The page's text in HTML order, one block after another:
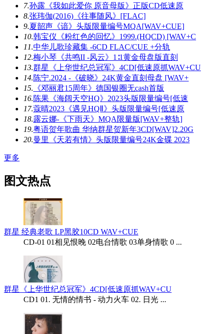
7.孙露《我如此爱你 原音母版》正版CD低速原
8.张玮伽(2016)《往事随风》[FLAC]
9.夏韶声《谙》头版限量编号MQA[WAV+CUE]
10.韩宝仪《粉红色的回忆》1999.(HQCD) [WAV+C
11.中华儿歌珍藏集 -6CD FLAC/CUE +分轨
12.梅小琴《共鸣II -风云》1∶1黄金母盘版直刻
13.群星《上华世纪总冠军》4CD[低速原抓WAV+CU
14.陈宁.2024 -《破晓》24K黄金直刻母盘 [WAV+
15. 《邓丽君15周年》德国银圈无cash首版
16.陈果《海阔天空HQ》2023头版限量编号[低速
17.蔻晴2023《遇见HQⅡ》头版限量编号[低速原
18.露云娜-《下雨天》MQA限量版[WAV+整轨]
19.粤语贺年歌曲 华纳群星贺新年3CD[WAV]2.20G
20.曼里《天若有情》头版限量编号24K金碟 2023
更多
图文热点
群星 经典老歌 LP黑胶10CD WAV+CUE
CD-01 01相见恨晚 02电台情歌 03单身情歌 0 ...
群星《上华世纪总冠军》4CD[低速原抓WAV+CU
CD1 01. 无情的情书 - 动力火车 02. 日光 ...